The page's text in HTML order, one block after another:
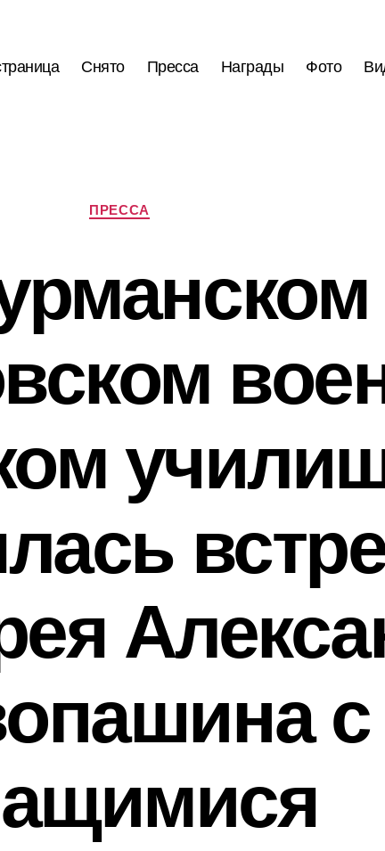
Снято Пресса Награды Фото
Рубрики
ПРЕССА
с